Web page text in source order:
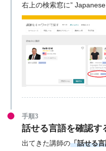
右上の検索窓に”
手順3
話せる言語を確認す
出てきた講師の「話せる